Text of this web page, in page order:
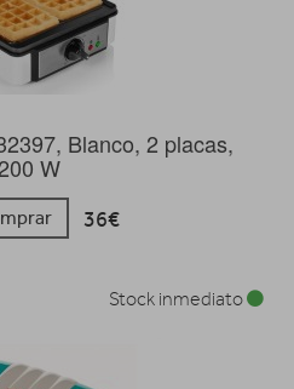
Blanco, 2 placas,
W
36€
Stock inmediato